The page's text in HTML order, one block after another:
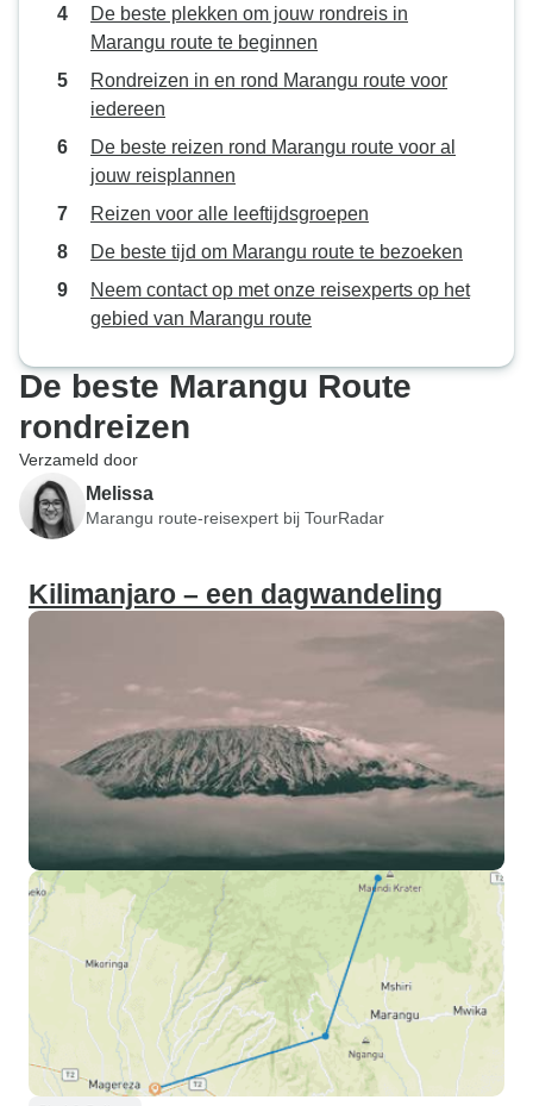
De beste plekken om jouw rondreis in
Marangu route te beginnen
Rondreizen in en rond Marangu route voor
iedereen
De beste reizen rond Marangu route voor al
jouw reisplannen
Reizen voor alle leeftijdsgroepen
De beste tijd om Marangu route te bezoeken
Neem contact op met onze reisexperts op het
gebied van Marangu route
De beste Marangu Route
rondreizen
Verzameld door
Melissa
Marangu route-reisexpert bij TourRadar
Kilimanjaro – een dagwandeling